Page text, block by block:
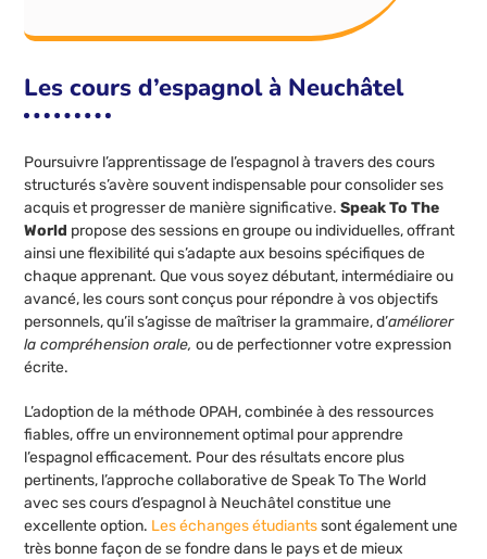
Les cours d’espagnol à Neuchâtel
Poursuivre l’apprentissage de l’espagnol à travers des cours
structurés s’avère souvent indispensable pour consolider ses
acquis et progresser de manière significative.Speak To The
World propose des sessions en groupe ou individuelles, offrant
ainsi une flexibilité qui s’adapte aux besoins spécifiques de
chaque apprenant. Que vous soyez débutant, intermédiaire ou
avancé, les cours sont conçus pour répondre à vos objectifs
personnels, qu’il s’agisse de maîtriser la grammaire, d’améliorer
la compréhension orale, ou de perfectionner votre expression
écrite.
L’adoption de la méthode OPAH, combinée à des ressources
fiables, offre un environnement optimal pour apprendre
l’espagnol efficacement. Pour des résultats encore plus
pertinents, l’approche collaborative de Speak To The World
avec ses cours d’espagnol à Neuchâtel constitue une
excellente option. Les échanges étudiantssont également une
très bonne façon de se fondre dans le pays et de mieux